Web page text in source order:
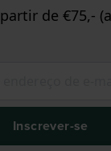
de €75,-
Inscrever-se